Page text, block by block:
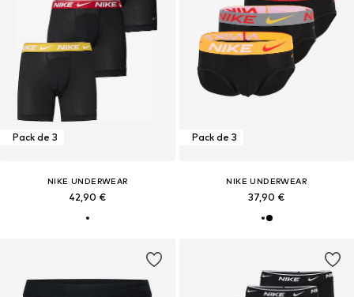
Pack de 3
NIKE UNDERWEAR
42,90 €
Pack de 3
NIKE UNDERWEAR
37,90 €